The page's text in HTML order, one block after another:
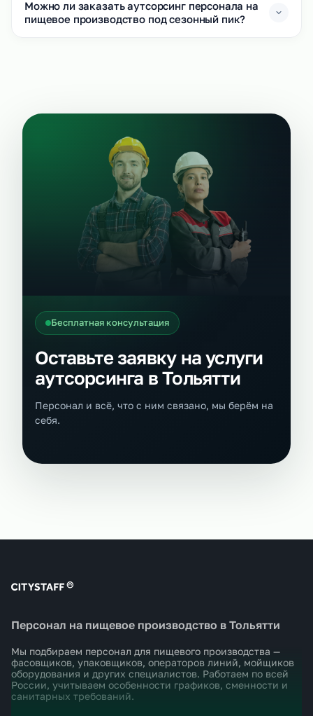
Можно ли заказать аутсорсинг персонала на
пищевое производство под сезонный пик?
Бесплатная консультация
Оставьте заявку на услуги
аутсорсинга в Тольятти
Персонал и всё, что с ним связано, мы берём на
себя.
Персонал на пищевое производство в Тольятти
Мы подбираем персонал для пищевого производства —
фасовщиков, упаковщиков, операторов линий, мойщиков
оборудования и других специалистов. Работаем по всей
России, учитываем особенности графиков, сменности и
санитарных требований.